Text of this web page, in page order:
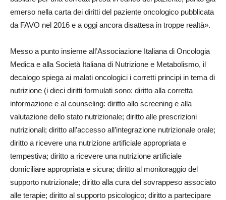
emerso nella carta dei diritti del paziente oncologico pubblicata
da FAVO nel 2016 e a oggi ancora disattesa in troppe realtà».
Messo a punto insieme all’Associazione Italiana di Oncologia
Medica e alla Società Italiana di Nutrizione e Metabolismo, il
decalogo spiega ai malati oncologici i corretti principi in tema di
nutrizione (i dieci diritti formulati sono: diritto alla corretta
informazione e al counseling: diritto allo screening e alla
valutazione dello stato nutrizionale; diritto alle prescrizioni
nutrizionali; diritto all’accesso all’integrazione nutrizionale orale;
diritto a ricevere una nutrizione artificiale appropriata e
tempestiva; diritto a ricevere una nutrizione artificiale
domiciliare appropriata e sicura; diritto al monitoraggio del
supporto nutrizionale; diritto alla cura del sovrappeso associato
alle terapie; diritto al supporto psicologico; diritto a partecipare